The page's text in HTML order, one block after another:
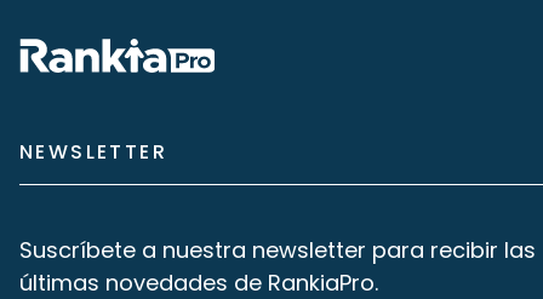
NEWSLETTER
Suscríbete a nuestra newsletter para recibir las
últimas novedades de RankiaPro.